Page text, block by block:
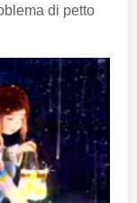
di petto